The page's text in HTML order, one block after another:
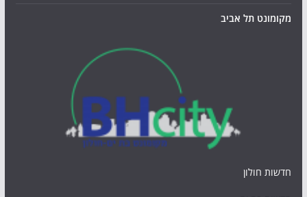
מקומונט תל אביב
חדשות חולון